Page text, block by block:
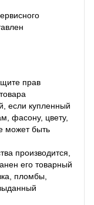
прав
если купленный
фасону, цвету,
может быть
производится,
его товарный
пломбы,